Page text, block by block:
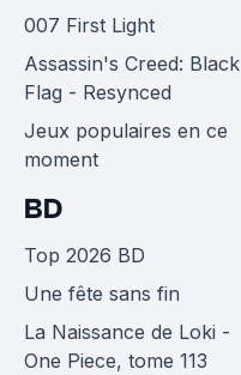
007 First Light
Assassin's Creed: Black
Flag - Resynced
Jeux populaires en ce
moment
BD
Top 2026 BD
Une fête sans fin
La Naissance de Loki -
One Piece, tome 113